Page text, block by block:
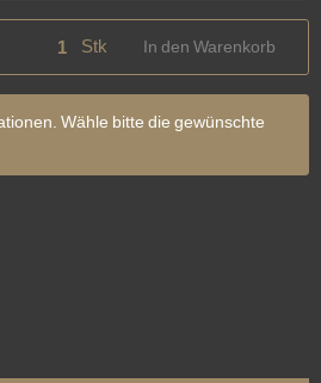
Stk In den Warenkorb
Wähle bitte die gewünschte